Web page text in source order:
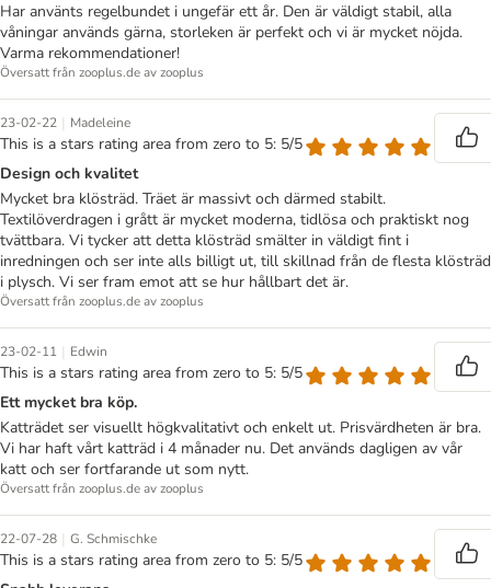
Har använts regelbundet i ungefär ett år. Den är väldigt stabil, alla
våningar används gärna, storleken är perfekt och vi är mycket nöjda.
Varma rekommendationer!
Översatt från zooplus.de av zooplus
23-02-22 | Madeleine
This is a stars rating area from zero to 5: 5/5
Design och kvalitet
Mycket bra klösträd. Träet är massivt och därmed stabilt.
Textilöverdragen i grått är mycket moderna, tidlösa och praktiskt nog
tvättbara. Vi tycker att detta klösträd smälter in väldigt fint i
inredningen och ser inte alls billigt ut, till skillnad från de flesta klösträd
i plysch. Vi ser fram emot att se hur hållbart det är.
Översatt från zooplus.de av zooplus
23-02-11 | Edwin
This is a stars rating area from zero to 5: 5/5
Ett mycket bra köp.
Katträdet ser visuellt högkvalitativt och enkelt ut. Prisvärdheten är bra.
Vi har haft vårt katträd i 4 månader nu. Det används dagligen av vår
katt och ser fortfarande ut som nytt.
Översatt från zooplus.de av zooplus
22-07-28 | G. Schmischke
This is a stars rating area from zero to 5: 5/5